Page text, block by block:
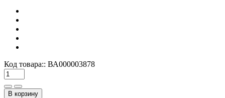
Код товара:: ВА000003878
В корзину